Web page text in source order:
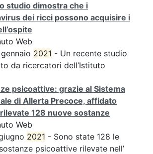
studio dimostra che i
dei ricci possono acquisire i
Web
gennaio 2021 - Un recente studio
da ricercatori dell’Istituto
psicoattive: grazie al Sistema
di Allerta Precoce, affidato
rilevate 128 nuove sostanze
Web
2021 - Sono state 128 le
psicoattive rilevate nell’